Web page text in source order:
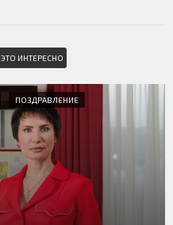
ЭТО ИНТЕРЕСНО
ПОЗДРАВЛЕНИЕ